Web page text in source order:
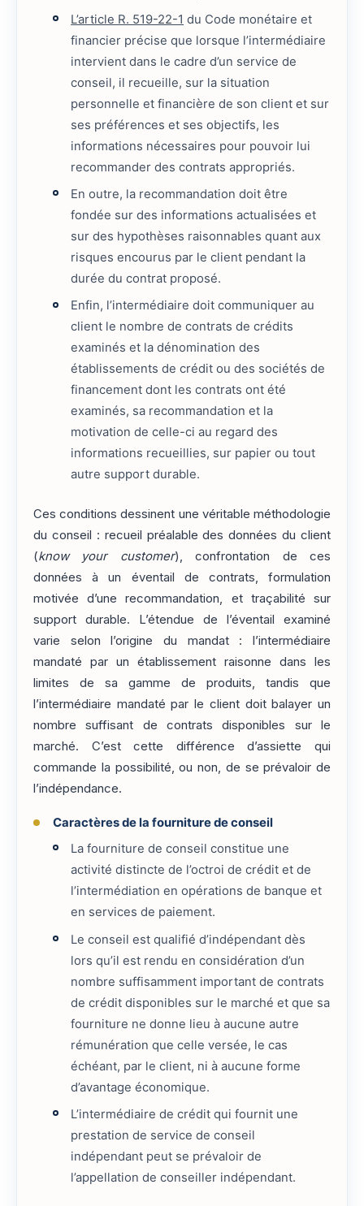
L’article R. 519-22-1 du Code monétaire et
financier précise que lorsque l’intermédiaire
intervient dans le cadre d’un service de
conseil, il recueille, sur la situation
personnelle et financière de son client et sur
ses préférences et ses objectifs, les
informations nécessaires pour pouvoir lui
recommander des contrats appropriés.
En outre, la recommandation doit être
fondée sur des informations actualisées et
sur des hypothèses raisonnables quant aux
risques encourus par le client pendant la
durée du contrat proposé.
Enfin, l’intermédiaire doit communiquer au
client le nombre de contrats de crédits
examinés et la dénomination des
établissements de crédit ou des sociétés de
financement dont les contrats ont été
examinés, sa recommandation et la
motivation de celle-ci au regard des
informations recueillies, sur papier ou tout
autre support durable.
Ces conditions dessinent une véritable méthodologie
du conseil : recueil préalable des données du client
(know your customer), confrontation de ces
données à un éventail de contrats, formulation
motivée d’une recommandation, et traçabilité sur
support durable. L’étendue de l’éventail examiné
varie selon l’origine du mandat : l’intermédiaire
mandaté par un établissement raisonne dans les
limites de sa gamme de produits, tandis que
l’intermédiaire mandaté par le client doit balayer un
nombre suffisant de contrats disponibles sur le
marché. C’est cette différence d’assiette qui
commande la possibilité, ou non, de se prévaloir de
l’indépendance.
Caractères de la fourniture de conseil
La fourniture de conseil constitue une
activité distincte de l’octroi de crédit et de
l’intermédiation en opérations de banque et
en services de paiement.
Le conseil est qualifié d’indépendant dès
lors qu’il est rendu en considération d’un
nombre suffisamment important de contrats
de crédit disponibles sur le marché et que sa
fourniture ne donne lieu à aucune autre
rémunération que celle versée, le cas
échéant, par le client, ni à aucune forme
d’avantage économique.
L’intermédiaire de crédit qui fournit une
prestation de service de conseil
indépendant peut se prévaloir de
l’appellation de conseiller indépendant.